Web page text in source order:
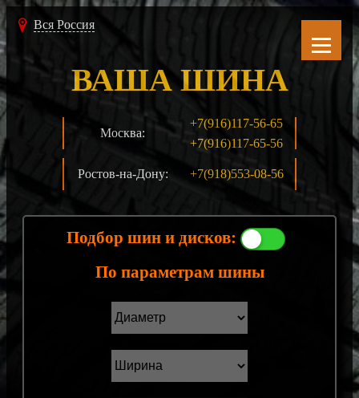
Вся Россия
Москва:
+7(916)117-56-65
+7(916)117-65-56
Ростов-на-Дону: +7(918)553-08-56
ВАША ШИНА
Подбор шин и дисков:
По параметрам шины